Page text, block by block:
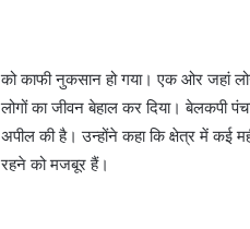
को काफी नुकसान हो गया। एक ओर जहां
लोगों का जीवन बेहाल कर दिया। बेलकपी
अपील की है। उन्होंने कहा कि क्षेत्र में कई
रहने को मजबूर हैं।